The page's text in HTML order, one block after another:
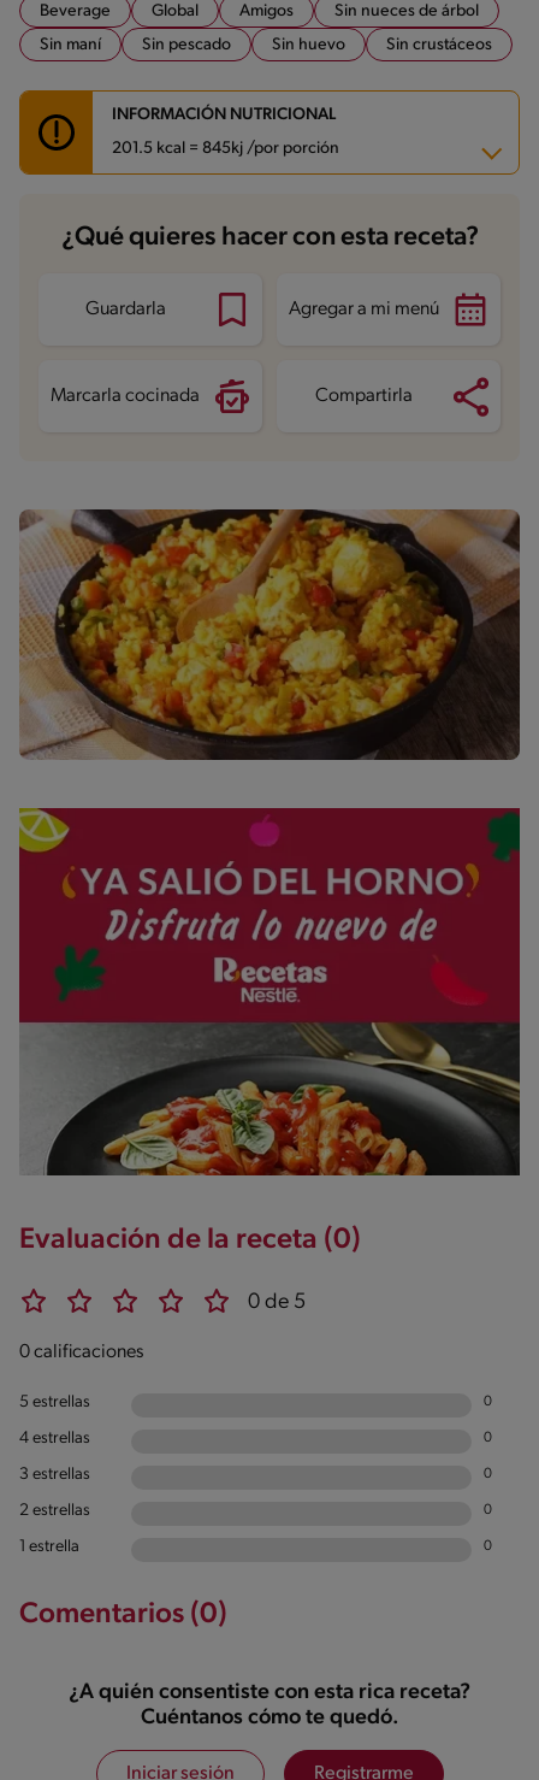
Beverage Global Amigos
Sin nueces de árbol
Sin maní
Sin pescado Sin huevo Sin crustáceos
INFORMACIÓN NUTRICIONAL
201.5 kcal = 845kj /por porción
Carbohidratos 34.4 g
Energía 201.5 kcal
Proteína
Grasas saturadas 2.3 g
¿Qué quieres hacer con esta receta?
Guardarla Agregar a mi menú
Marcarla cocinada Compartirla
Evaluación de la receta (0)
0 de 5
0 calificaciones
5 estrellas 0
4 estrellas 0
3 estrellas 0
2 estrellas 0
1 estrella 0
Comentarios (0)
¿A quién consentiste con esta rica receta?
Cuéntanos cómo te quedó.
Iniciar sesión Registrarme